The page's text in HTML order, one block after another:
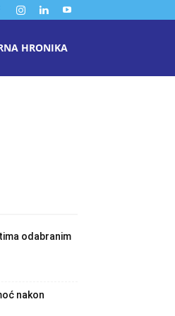
HRONIKA
odabranim
nakon